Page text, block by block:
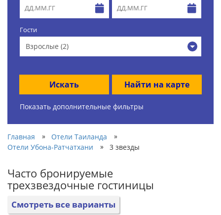
Гости
Взрослые (2)
Искать Найти на карте
Показать дополнительные фильтры
Главная » Отели Таиланда
»
Отели Убона-Ратчатхани
» 3 звезды
Часто бронируемые
трехзвездочные гостиницы
Смотреть все варианты